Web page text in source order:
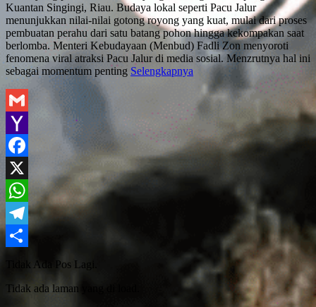
Kuantan Singingi, Riau. Budaya lokal seperti Pacu Jalur
menunjukkan nilai-nilai gotong royong yang kuat, mulai dari proses
pembuatan perahu dari satu batang pohon hingga kekompakan saat
berlomba. Menteri Kebudayaan (Menbud) Fadli Zon menyoroti
fenomena viral atraksi Pacu Jalur di media sosial. Menzrutnya hal ini
sebagai momentum penting Selengkapnya
Gmail
Yahoo
Mail
Facebook
X
WhatsApp
Telegram
Tidak Ada Pos Lagi.
Tidak ada laman yang di load.